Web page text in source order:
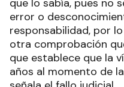
que lo sabía, pues no
error o
responsabilidad, por
otra comprobación
que establece que la
años al momento de